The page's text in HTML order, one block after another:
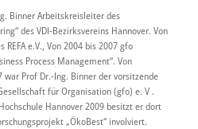
Binner Arbeitskreisleiter des
des VDI-Bezirksvereins Hannover. Von
e.V., Von 2004 bis 2007 gfo
Process Management“. Von
Prof Dr.-Ing. Binner der vorsitzende
für Organisation (gfo) e. V .
Hannover 2009 besitzt er dort
„ÖkoBest“ involviert.